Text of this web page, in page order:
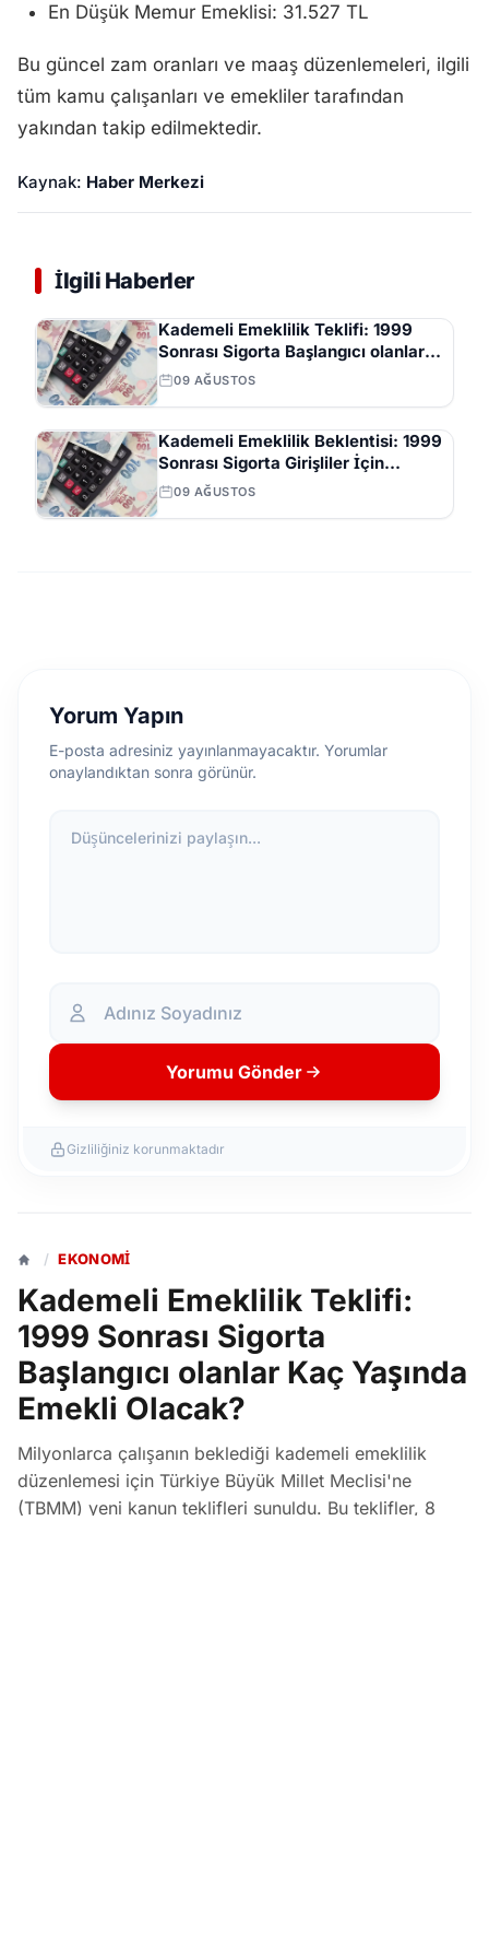
En Düşük Memur Emeklisi: 31.527 TL
Bu güncel zam oranları ve maaş düzenlemeleri, ilgili
tüm kamu çalışanları ve emekliler tarafından
yakından takip edilmektedir.
Kaynak: Haber Merkezi
İlgili Haberler
Kademeli Emeklilik Teklifi: 1999
Sonrası Sigorta Başlangıcı olanlar
Kaç Yaşında Emekli Olacak?
09 AĞUSTOS
Kademeli Emeklilik Beklentisi: 1999
Sonrası Sigorta Girişliler İçin
Önerilen Yaş ve Prim Günleri
09 AĞUSTOS
Yorum Yapın
E-posta adresiniz yayınlanmayacaktır. Yorumlar
onaylandıktan sonra görünür.
Düşüncelerinizi paylaşın...
Yorumu Gönder
Gizliliğiniz korunmaktadır
/ EKONOMI
Kademeli Emeklilik Teklifi:
1999 Sonrası Sigorta
Başlangıcı olanlar Kaç Yaşında
Emekli Olacak?
Milyonlarca çalışanın beklediği kademeli emeklilik
düzenlemesi için Türkiye Büyük Millet Meclisi'ne
(TBMM) yeni kanun teklifleri sunuldu. Bu teklifler, 8